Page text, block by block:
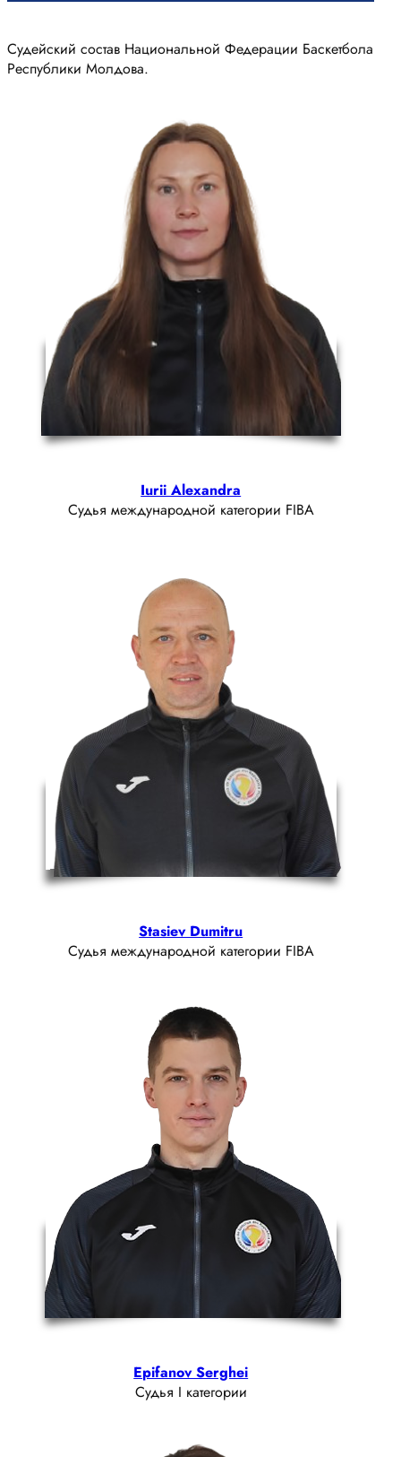
Судейский состав Национальной Федерации Баскетбола
Республики Молдова.
Iurii Alexandra
Судья международной категории FIBA
Stasiev Dumitru
Судья международной категории FIBA
Epifanov Serghei
Судья I категории